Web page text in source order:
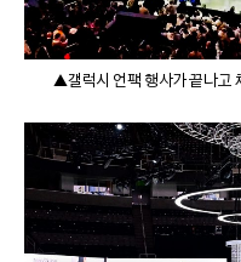
▲갤럭시 언팩 행사가 끝나고